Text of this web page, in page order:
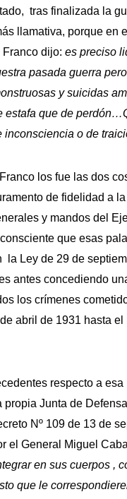
tras finalizada la
llamativa, porque en
dijo: es preciso
pasada guerra
y suicidas
estafa que de
inconsciencia o de
los fue las dos
de fidelidad a
y mandos del
que esas
la Ley de 29 de
antes concediendo
los crímenes
abril de 1931 hasta
respecto a
Junta de
Nº 109 de 13 de
el General Miguel
en sus cuerpos ,
que le